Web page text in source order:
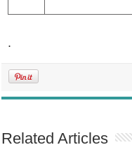
.
Related Articles